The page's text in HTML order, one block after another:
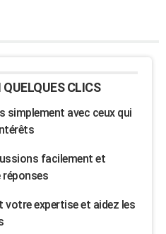
CLICS
simplement avec ceux qui
facilement et
réponses
votre expertise et aidez les